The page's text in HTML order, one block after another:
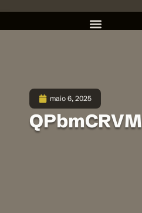
maio 6, 2025
QPbmCRVM